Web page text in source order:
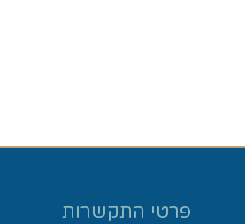
פרטי התקשרות